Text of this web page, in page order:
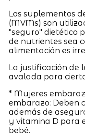
Los suplementos
(MVMs) son
"seguro" dietético
de nutrientes sea
alimentación es
La justificación de
avalada para
* Mujeres
embarazo: Deben
además de
y vitamina D para
bebé.